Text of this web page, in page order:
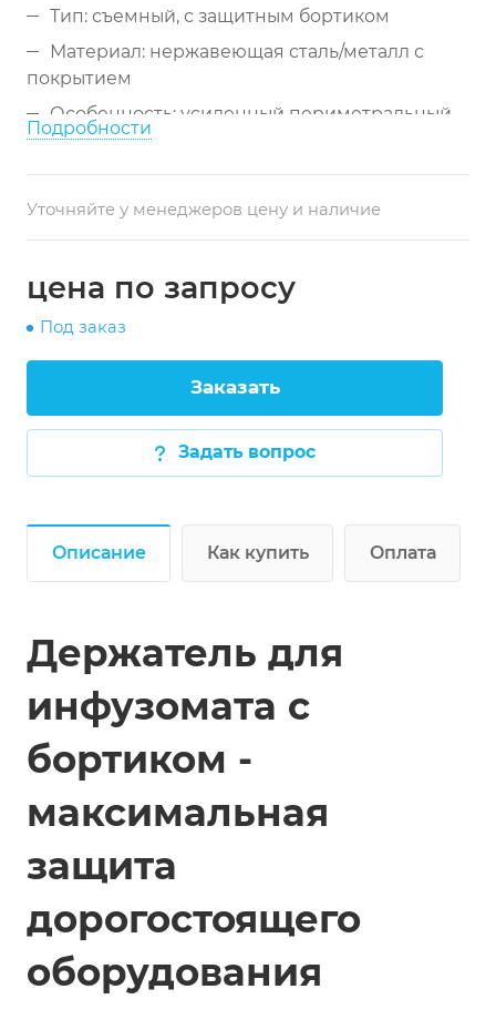
Тип: съемный, с защитным бортиком
Материал: нержавеющая сталь/металл с
покрытием
Особенность: усиленный периметральный
бортик
Крепление: универсальное
Конструкция: разборная
Назначение: безопасная фиксация
Подробности
Уточняйте у менеджеров цену и наличие
цена по запросу
Под заказ
Заказать
Задать вопрос
Описание Как купить Оплата
Держатель для
инфузомата с
бортиком -
максимальная
защита
дорогостоящего
оборудования